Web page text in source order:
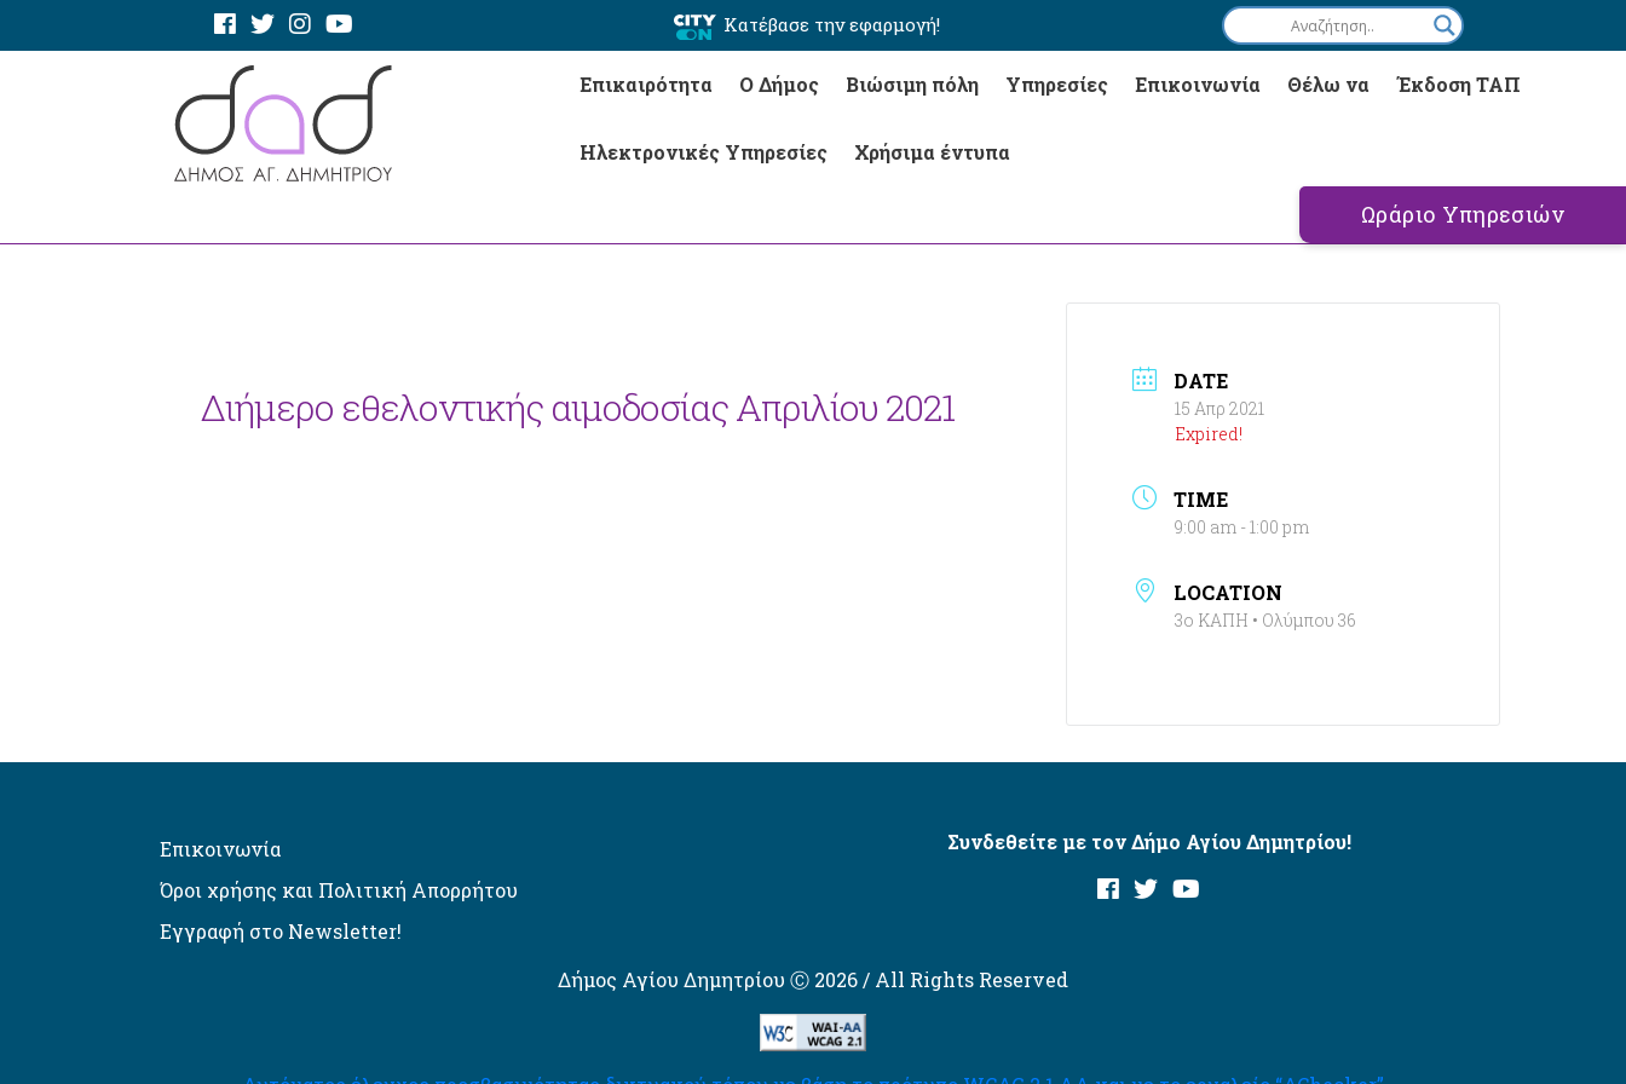
Κατέβασε την εφαρμογή!
Επικαιρότητα Ο Δήμος Βιώσιμη πόλη Υπηρεσίες Επικοινωνία Θέλω να Έκδοση ΤΑΠ
Ηλεκτρονικές Υπηρεσίες Χρήσιμα έντυπα
Ωράριο Υπηρεσιών
Διήμερο εθελοντικής αιμοδοσίας Απριλίου 2021
DATE
15 Απρ 2021
Expired!
TIME
9:00 am - 1:00 pm
LOCATION
3ο ΚΑΠΗ • Ολύμπου 36
Επικοινωνία
Όροι χρήσης και Πολιτική Απορρήτου
Εγγραφή στο Newsletter!
Συνδεθείτε με τον Δήμο Αγίου Δημητρίου!
Δήμος Αγίου Δημητρίου Ⓒ 2026 / All Rights Reserved